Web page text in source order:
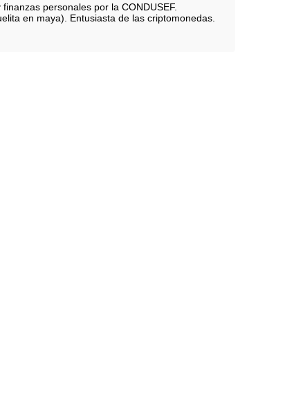
personales por la CONDUSEF.
en maya). Entusiasta de las criptomonedas.